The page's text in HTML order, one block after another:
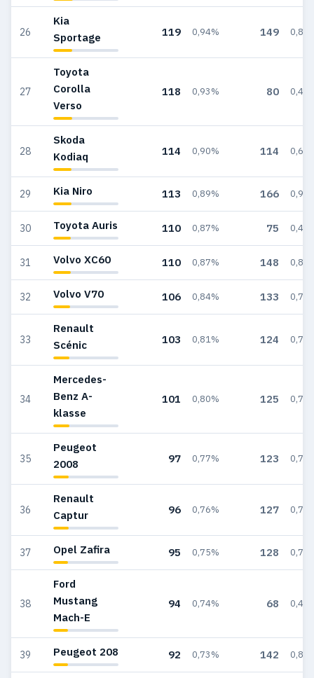
26
Kia
Sportage
119 0,94% 149
27
Toyota
Corolla
Verso
118 0,93% 80
28
Skoda
Kodiaq
114 0,90% 114
29 Kia Niro 113 0,89% 166
30 Toyota Auris 110 0,87% 75
31 Volvo XC60 110 0,87% 148
32 Volvo V70 106 0,84% 133
33
Renault
Scénic
103 0,81% 124
34
Mercedes-
Benz A-
klasse
101 0,80% 125
35
Peugeot
2008
97 0,77% 123
36
Renault
Captur
96 0,76% 127
37 Opel Zafira 95 0,75% 128
38
Ford
Mustang
Mach-E
94 0,74% 68
39 Peugeot 208 92 0,73% 142